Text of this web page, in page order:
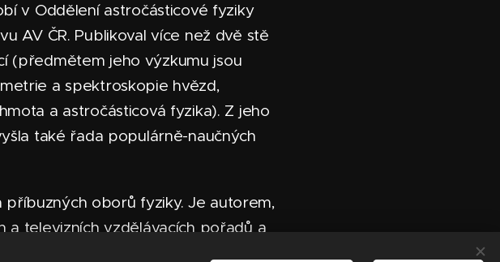
v Oddělení astročásticové fyziky
AV ČR. Publikoval více než dvě stě
(předmětem jeho výzkumu jsou
a spektroskopie hvězd,
a astročásticová fyzika). Z jeho
také řada populárně-naučných
oborů fyziky. Je autorem,
televizních vzdělávacích pořadů a